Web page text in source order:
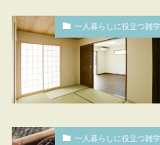
一人暮らしに役立つ雑学
一人暮らしに役立つ雑学